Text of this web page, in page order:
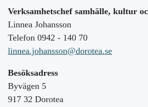
Verksamhetschef samhälle, kultur
Linnea Johansson
Telefon 0942 - 140 70
linnea.johansson@dorotea.se
Besöksadress
Byvägen 5
917 32 Dorotea